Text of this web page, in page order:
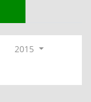
2015